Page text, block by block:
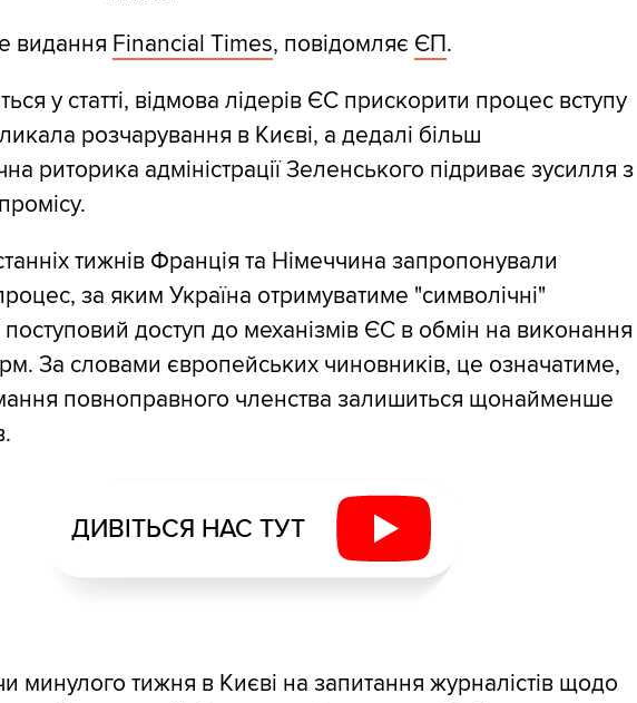
видання Financial Times, повідомляє ЄП.
у статті, відмова лідерів ЄС прискорити процес вступу
розчарування в Києві, а дедалі більш
риторика адміністрації Зеленського підриває зусилля з
тижнів Франція та Німеччина запропонували
за яким Україна отримуватиме "символічні"
доступ до механізмів ЄС в обмін на виконання
За словами європейських чиновників, це означатиме,
повноправного членства залишиться щонайменше
ДИВІТЬСЯ НАС ТУТ
минулого тижня в Києві на запитання журналістів щодо